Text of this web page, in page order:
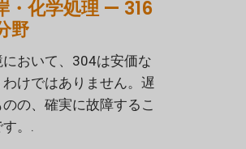
・化学処理 — 316
野
おいて、304は安価な
けではありません。遅
の、確実に故障するこ
。.